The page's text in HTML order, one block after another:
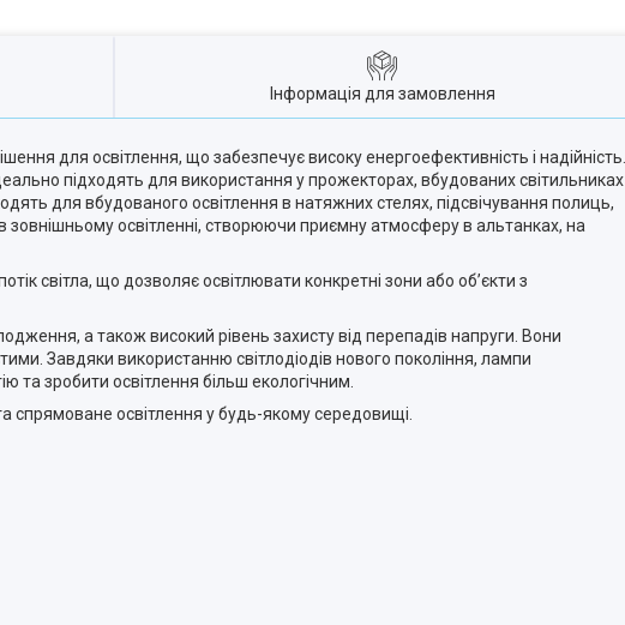
Інформація для замовлення
для освітлення, що забезпечує високу енергоефективність і надійність.
підходять для використання у прожекторах, вбудованих світильниках
для вбудованого освітлення в натяжних стелях, підсвічування полиць,
зовнішньому освітленні, створюючи приємну атмосферу в альтанках, на
світла, що дозволяє освітлювати конкретні зони або об’єкти з
а також високий рівень захисту від перепадів напруги. Вони
Завдяки використанню світлодіодів нового покоління, лампи
зробити освітлення більш екологічним.
спрямоване освітлення у будь-якому середовищі.